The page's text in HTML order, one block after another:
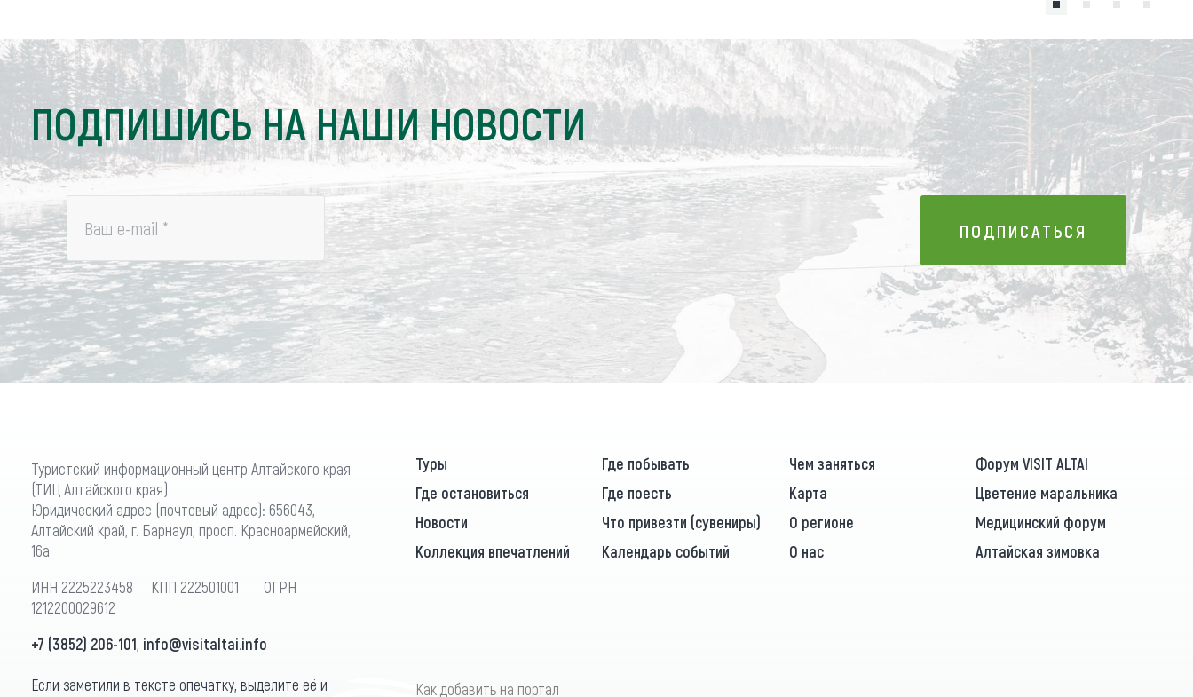
ПОДПИШИСЬ НА НАШИ НОВОСТИ
Ваш e-mail * ПОДПИСАТЬСЯ
ПОДПИСАТЬСЯ
Туристский информационный центр Алтайского края
(ТИЦ Алтайского края)
Юридический адрес (почтовый адрес): 656043,
Алтайский край, г. Барнаул, просп. Красноармейский,
16а
ИНН 2225223458 КПП 222501001 ОГРН
1212200029612
+7 (3852) 206-101, info@visitaltai.info
Если заметили в тексте опечатку, выделите её и
Туры Где побывать Чем заняться
Форум VISIT ALTAI
Где остановиться
Где поесть Карта
Цветение маральника
Новости
Что привезти (сувениры) О регионе
Медицинский форум
Коллекция впечатлений
Календарь событий О нас Алтайская зимовка
Как добавить на портал